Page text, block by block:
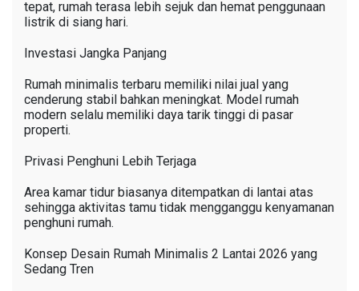
tepat, rumah terasa lebih sejuk dan hemat penggunaan
listrik di siang hari.
Investasi Jangka Panjang
Rumah minimalis terbaru memiliki nilai jual yang
cenderung stabil bahkan meningkat. Model rumah
modern selalu memiliki daya tarik tinggi di pasar
properti.
Privasi Penghuni Lebih Terjaga
Area kamar tidur biasanya ditempatkan di lantai atas
sehingga aktivitas tamu tidak mengganggu kenyamanan
penghuni rumah.
Konsep Desain Rumah Minimalis 2 Lantai 2026 yang
Sedang Tren